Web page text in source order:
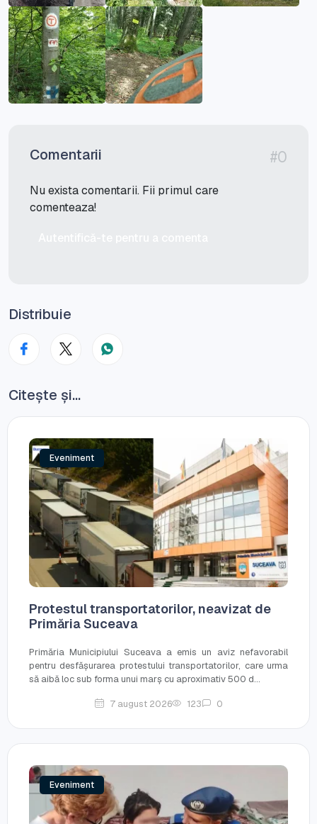
Comentarii #0
Nu exista comentarii. Fii primul care
comenteaza!
Distribuie
Citește și...
Eveniment
Protestul transportatorilor, neavizat de
Primăria Suceava
Primăria Municipiului Suceava a emis un aviz nefavorabil
pentru desfășurarea protestului transportatorilor, care urma
să aibă loc sub forma unui marș cu aproximativ 500 d...
7 august 2026 123 0
Eveniment